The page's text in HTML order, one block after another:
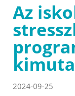
Az
2024-09-25